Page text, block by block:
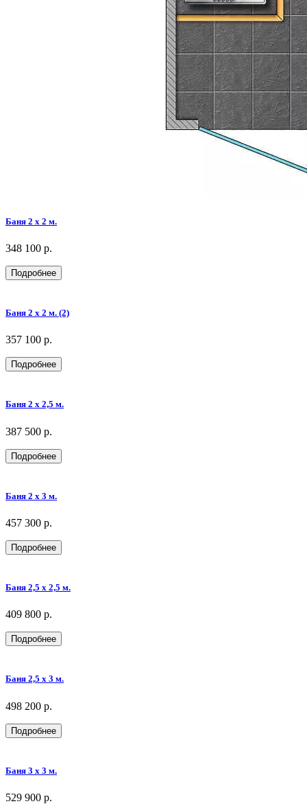
Баня 2 х 2 м.
348 100 р.
Подробнее
Баня 2 х 2 м. (2)
357 100 р.
Подробнее
Баня 2 х 2,5 м.
387 500 р.
Подробнее
Баня 2 х 3 м.
457 300 р.
Подробнее
Баня 2,5 х 2,5 м.
409 800 р.
Подробнее
Баня 2,5 х 3 м.
498 200 р.
Подробнее
Баня 3 х 3 м.
529 900 р.